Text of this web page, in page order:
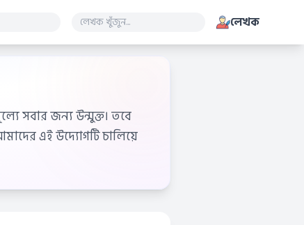
লেখক
সবার জন্য উন্মুক্ত। তবে
এই উদ্যোগটি চালিয়ে